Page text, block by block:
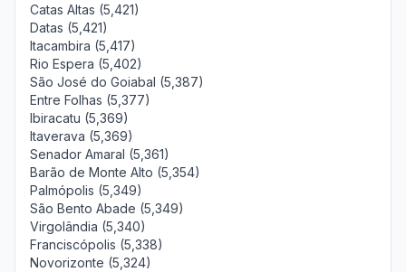
Catas Altas (5,421)
Datas (5,421)
Itacambira (5,417)
Rio Espera (5,402)
São José do Goiabal (5,387)
Entre Folhas (5,377)
Ibiracatu (5,369)
Itaverava (5,369)
Senador Amaral (5,361)
Barão de Monte Alto (5,354)
Palmópolis (5,349)
São Bento Abade (5,349)
Virgolândia (5,340)
Franciscópolis (5,338)
Novorizonte (5,324)